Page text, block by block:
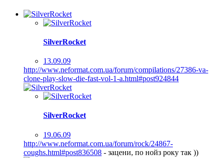
SilverRocket
13.09.09
http://www.neformat.com.ua/forum/compilations/27386-va-
clone-play-slow-die-fast-vol-1-a.html#post924844
SilverRocket
19.06.09
http://www.neformat.com.ua/forum/rock/24867-
coughs.html#post836508 - зацени, по нойз року так ))